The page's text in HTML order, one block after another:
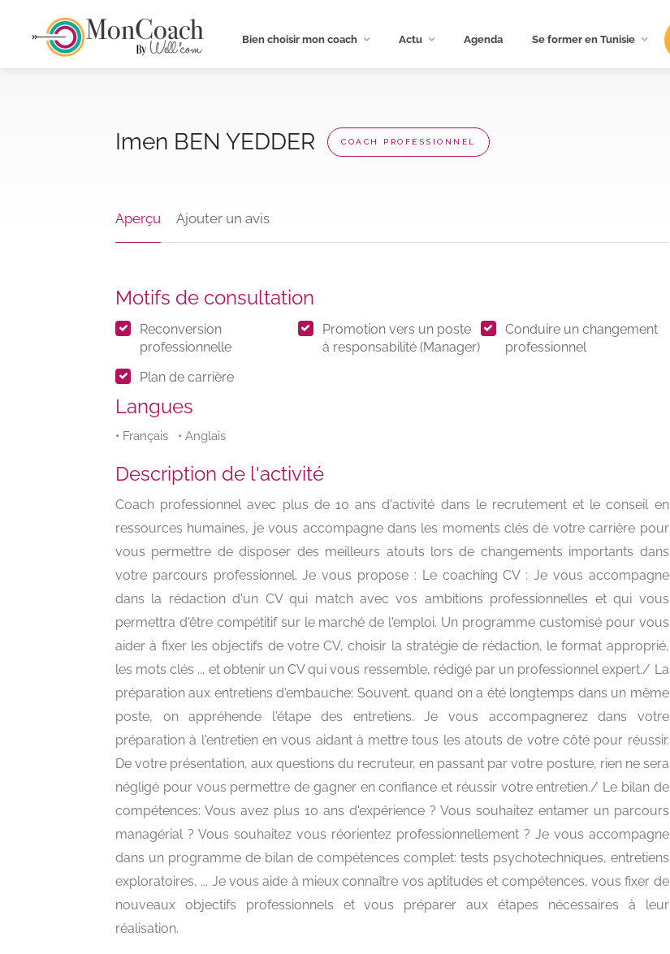
Bien choisir mon coach Actu Agenda Se former en Tunisie
Imen BEN YEDDER COACH PROFESSIONNEL
Aperçu Ajouter un avis
Motifs de consultation
Reconversion
professionnelle
Promotion vers un poste
à responsabilité (Manager)
Conduire un changement
professionnel
Plan de carrière
Langues
• Français • Anglais
Description de l'activité
Coach professionnel avec plus de 10 ans d'activité dans le recrutement et le conseil en
ressources humaines, je vous accompagne dans les moments clés de votre carrière pour
vous permettre de disposer des meilleurs atouts lors de changements importants dans
votre parcours professionnel. Je vous propose : Le coaching CV : Je vous accompagne
dans la rédaction d'un CV qui match avec vos ambitions professionnelles et qui vous
permettra d'être compétitif sur le marché de l'emploi. Un programme customisé pour vous
aider à fixer les objectifs de votre CV, choisir la stratégie de rédaction, le format approprié,
les mots clés ... et obtenir un CV qui vous ressemble, rédigé par un professionnel expert./ La
préparation aux entretiens d'embauche: Souvent, quand on a été longtemps dans un même
poste, on appréhende l'étape des entretiens. Je vous accompagnerez dans votre
préparation à l'entretien en vous aidant à mettre tous les atouts de votre côté pour réussir.
De votre présentation, aux questions du recruteur, en passant par votre posture, rien ne sera
négligé pour vous permettre de gagner en confiance et réussir votre entretien./ Le bilan de
compétences: Vous avez plus 10 ans d'expérience ? Vous souhaitez entamer un parcours
managérial ? Vous souhaitez vous réorientez professionnellement ? Je vous accompagne
dans un programme de bilan de compétences complet: tests psychotechniques, entretiens
exploratoires, ... Je vous aide à mieux connaître vos aptitudes et compétences, vous fixer de
nouveaux objectifs professionnels et vous préparer aux étapes nécessaires à leur
réalisation.